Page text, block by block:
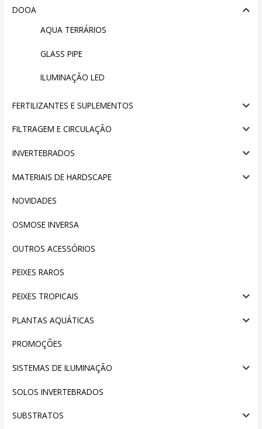
DOOA
AQUA TERRÁRIOS
GLASS PIPE
ILUMINAÇÃO LED
FERTILIZANTES E SUPLEMENTOS
FILTRAGEM E CIRCULAÇÃO
INVERTEBRADOS
MATERIAIS DE HARDSCAPE
NOVIDADES
OSMOSE INVERSA
OUTROS ACESSÓRIOS
PEIXES RAROS
PEIXES TROPICAIS
PLANTAS AQUÁTICAS
PROMOÇÕES
SISTEMAS DE ILUMINAÇÃO
SOLOS INVERTEBRADOS
SUBSTRATOS